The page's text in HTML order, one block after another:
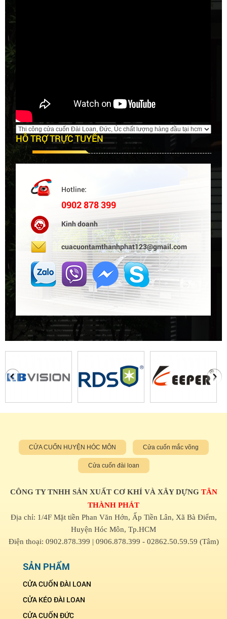
HỖ TRỢ TRỰC TUYẾN
Hotline:
0902 878 399
Kinh doanh
cuacuontamthanhphat123@gmail.com
CỬA CUỐN HUYỆN HÓC MÔN Cửa cuốn mắc võng
Cửa cuốn đài loan
CÔNG TY TNHH SẢN XUẤT CƠ KHÍ VÀ XÂY DỰNG TÂN
THÀNH PHÁT
Địa chỉ: 1/4F Mặt tiền Phan Văn Hớn, Ấp Tiền Lân, Xã Bà Điểm,
Huyện Hóc Môn, Tp.HCM
Điện thoại: 0902.878.399 | 0906.878.399 - 02862.50.59.59 (Tâm)
SẢN PHẨM
CỬA CUỐN ĐÀI LOAN
CỬA KÉO ĐÀI LOAN
CỬA CUỐN ĐỨC